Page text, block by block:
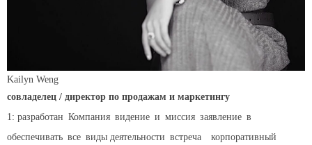
Kailyn Weng
совладелец / директор по продажам и маркетингу
1: разработан Компания видение и миссия заявление в
обеспечивать все виды деятельности встреча
корпоративный